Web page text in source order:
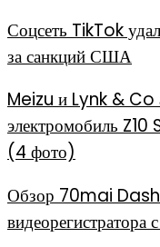
Соцсеть TikTok
за санкций США
Meizu и Lynk & Co
электромобиль Z10
(4 фото)
Обзор 70mai
видеорегистратора